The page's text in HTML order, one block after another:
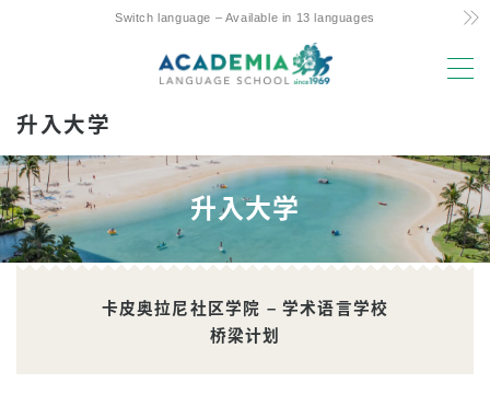
Switch language – Available in 13 languages
低成本！ Commitment and Secrets
夏威夷唯一的每周 4 天课程
亲子留学友好支持
优越的地理位置和设施
升入大学
升入大学
卡皮奥拉尼社区学院 – 学术语言学校
桥梁计划